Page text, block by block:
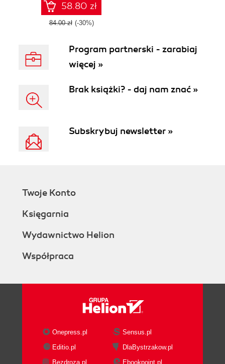
58.80 zł
84.00 zł (-30%)
Program partnerski - zarabiaj
więcej »
Brak książki? - daj nam znać »
Subskrybuj newsletter »
Twoje Konto
Księgarnia
Wydawnictwo Helion
Współpraca
Onepress.pl
Sensus.pl
Editio.pl
DlaBystrzakow.pl
Bezdroza.pl
Ebookpoint.pl